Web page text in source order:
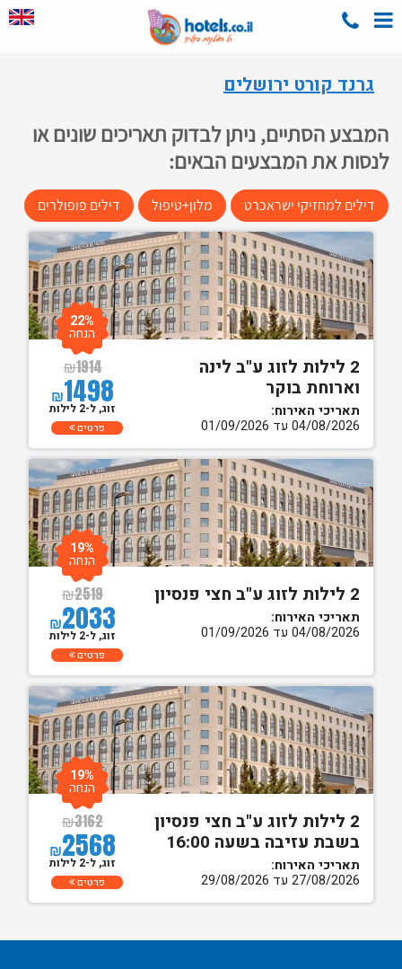
גרנד קורט ירושלים
המבצע הסתיים, ניתן לבדוק תאריכים שונים או
לנסות את המבצעים הבאים:
דילים למחזיקי ישראכרט מלון+טיפול דילים פופולרים
2 לילות לזוג ע"ב לינה
וארוחת בוקר
תאריכי האירוח:
04/08/2026 עד 01/09/2026
₪1914
₪1498
22%
הנחה
זוג, ל-2 לילות
פרטים
2 לילות לזוג ע"ב חצי פנסיון
תאריכי האירוח:
04/08/2026 עד 01/09/2026
₪2519
₪2033
19%
הנחה
זוג, ל-2 לילות
פרטים
2 לילות לזוג ע"ב חצי פנסיון
בשבת עזיבה בשעה 16:00
תאריכי האירוח:
27/08/2026 עד 29/08/2026
₪3162
₪2568
19%
הנחה
זוג, ל-2 לילות
פרטים